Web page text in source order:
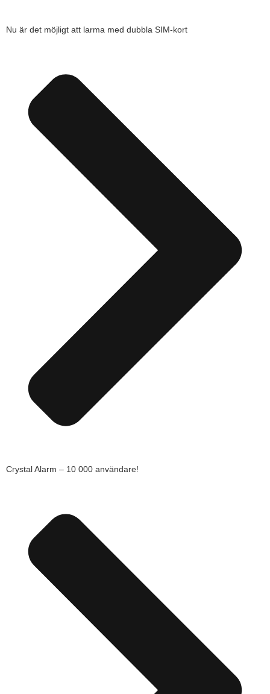
Nu är det möjligt att larma med dubbla SIM-kort
Crystal Alarm – 10 000 användare!